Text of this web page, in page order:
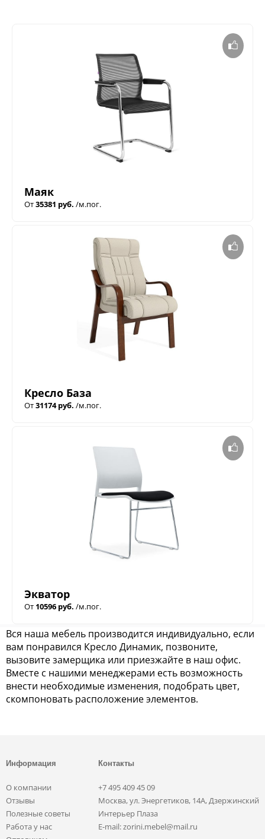
Маяк
От35381 руб. /м.пог.
Кресло База
От31174 руб. /м.пог.
Экватор
От 10596 руб. /м.пог.
Вся наша мебель производится индивидуально, если
вам понравился Кресло Динамик, позвоните,
вызовите замерщика или приезжайте в наш офис.
Вместе с нашими менеджерами есть возможность
внести необходимые изменения, подобрать цвет,
скомпоновать расположение элементов.
Информация
О компании
Отзывы
Полезные советы
Работа у нас
Контакты
+7 495 409 45 09
Москва, ул. Энергетиков, 14А, Дзержинский
Интерьер Плаза
E-mail: zorini.mebel@mail.ru